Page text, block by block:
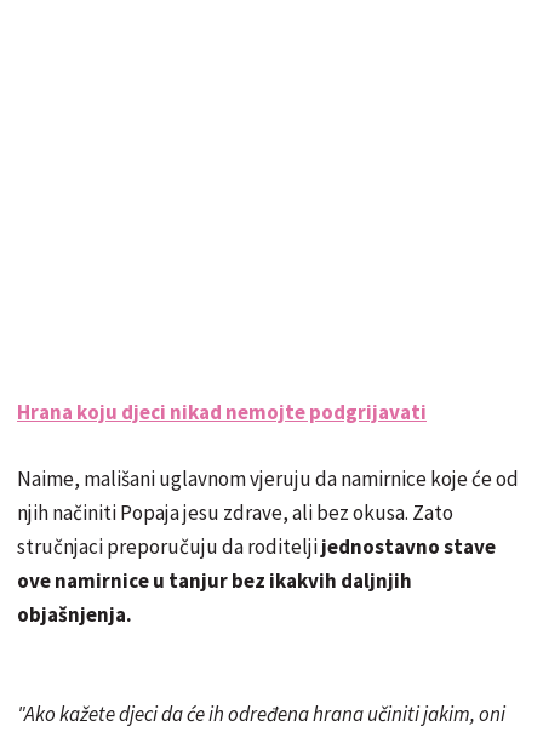
Hrana koju djeci nikad nemojte podgrijavati
Naime, mališani uglavnom vjeruju da namirnice koje će od
njih načiniti Popaja jesu zdrave, ali bez okusa. Zato
stručnjaci preporučuju da roditeljijednostavno stave
ove namirnice u tanjur bez ikakvih daljnjih
objašnjenja.
"Ako kažete djeci da će ih određena hrana učiniti jakim, oni